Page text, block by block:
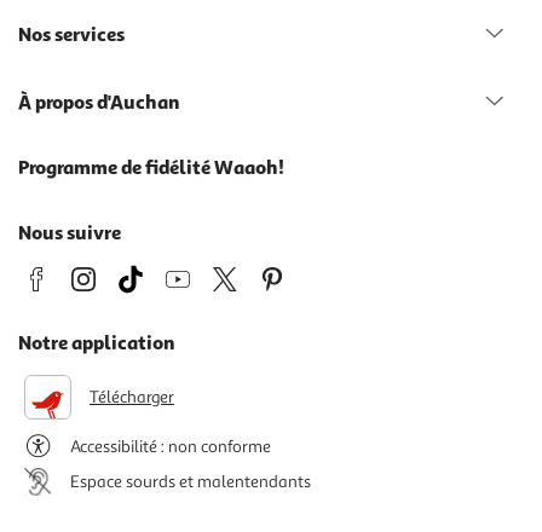
Nos services
À propos d'Auchan
Programme de fidélité Waaoh!
Nous suivre
Notre application
Télécharger
Accessibilité : non conforme
Espace sourds et malentendants